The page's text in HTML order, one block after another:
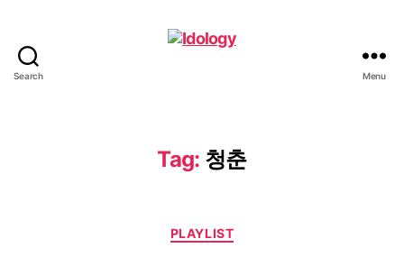
Search Menu
Tag: 청춘
Categories
PLAYLIST